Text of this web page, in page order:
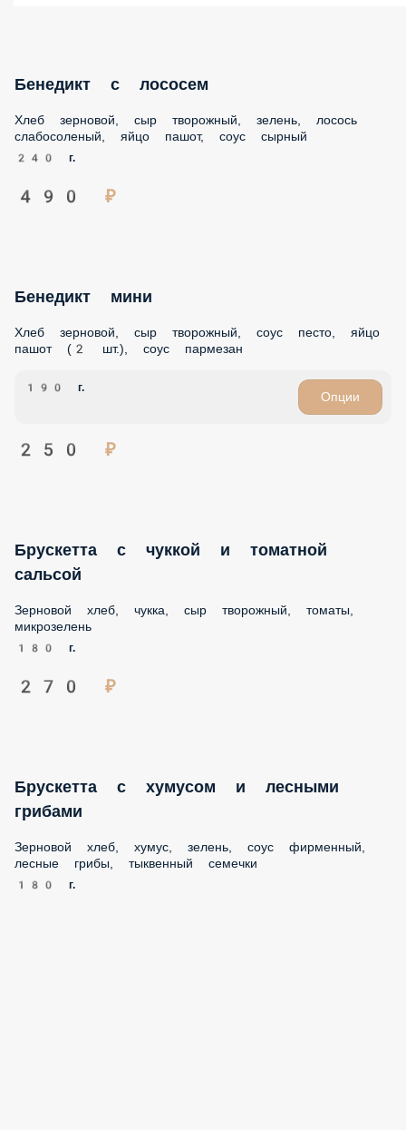
Бенедикт с лососем
Хлеб зерновой, сыр творожный, зелень, лосось
слабосоленый, яйцо пашот, соус сырный
240 г.
490 ₽
Бенедикт мини
Хлеб зерновой, сыр творожный, соус песто, яйцо пашот (2
шт.), соус пармезан
190 г.
Опции
250 ₽
Брускетта с чуккой и томатной сальсой
Зерновой хлеб, чукка, сыр творожный, томаты,
180 г.
270 ₽
Зерновой хлеб, хумус, зелень, соус фирменный, лесные
грибы, тыквенный семечки
270 ₽